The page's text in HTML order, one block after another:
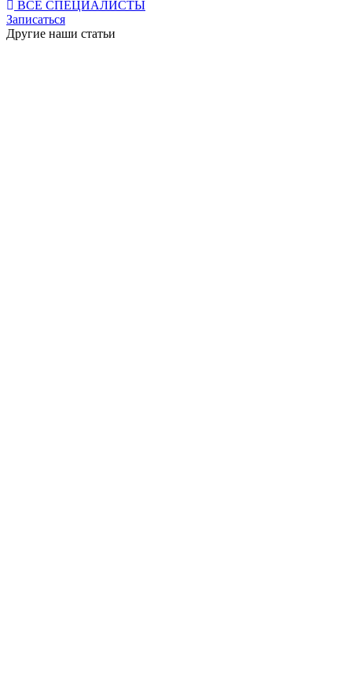
ВСЕ СПЕЦИАЛИСТЫ
Записаться
Другие наши статьи